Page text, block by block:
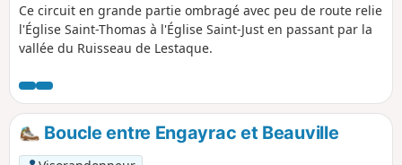
Ce circuit en grande partie ombragé avec peu de route relie
l'Église Saint-Thomas à l'Église Saint-Just en passant par la
vallée du Ruisseau de Lestaque.
Boucle entre Engayrac et Beauville